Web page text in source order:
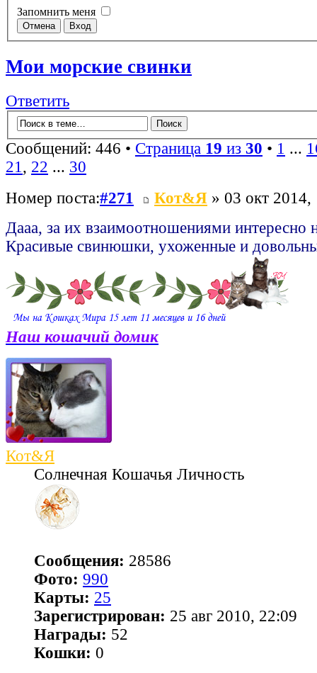
Запомнить меня
Мои морские свинки
Ответить
Сообщений: 446 • Страница 19 из 30 • 1 ...
21 , 22 ... 30
Номер поста:#271 Кот&Я » 03 окт 2014,
Дааа, за их взаимоотношениями интересно
Красивые свинюшки, ухоженные и
Наш кошачий домик
Кот&Я
Солнечная Кошачья Личность
Сообщения: 28586
Фото: 990
Карты: 25
Зарегистрирован: 25 авг 2010, 22:09
Награды: 52
Кошки: 0